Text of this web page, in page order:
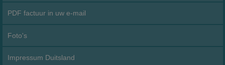
PDF factuur in uw e-mail
Foto's
Impressum Duitsland